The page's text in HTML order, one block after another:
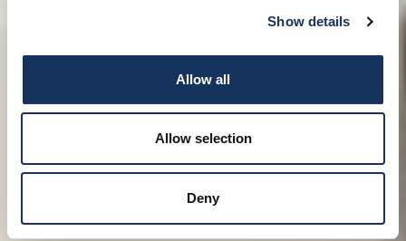
Show details
Allow all
Allow selection
Deny